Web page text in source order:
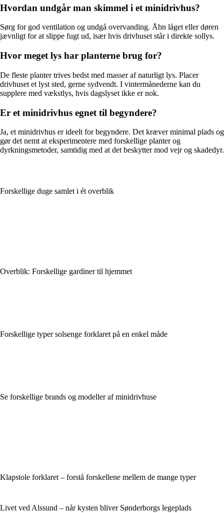
Hvordan undgår man skimmel i et minidrivhus?
Sørg for god ventilation og undgå overvanding. Åbn låget eller døren
jævnligt for at slippe fugt ud, især hvis drivhuset står i direkte sollys.
Hvor meget lys har planterne brug for?
De fleste planter trives bedst med masser af naturligt lys. Placer
drivhuset et lyst sted, gerne sydvendt. I vintermånederne kan du
supplere med vækstlys, hvis dagslyset ikke er nok.
Er et minidrivhus egnet til begyndere?
Ja, et minidrivhus er ideelt for begyndere. Det kræver minimal plads og
gør det nemt at eksperimentere med forskellige planter og
dyrkningsmetoder, samtidig med at det beskytter mod vejr og skadedyr.
Forskellige duge samlet i ét overblik
Overblik: Forskellige gardiner til hjemmet
Forskellige typer solsenge forklaret på en enkel måde
Se forskellige brands og modeller af minidrivhuse
Klapstole forklaret – forstå forskellene mellem de mange typer
Livet ved Alssund – når kysten bliver Sønderborgs legeplads